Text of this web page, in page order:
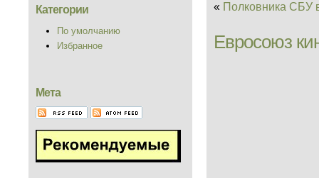
Категории
По умолчанию
Избранное
Мета
« Полковника
Евросоюз